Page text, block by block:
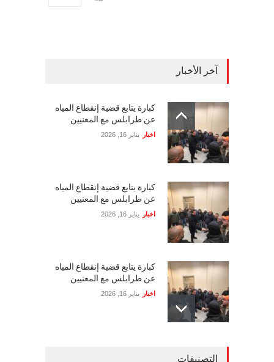
آخر الأخبار
كبارة يتابع قضية إنقطاع المياه
عن طرابلس مع المعنيين
اخبار يناير 16, 2026
كبارة يتابع قضية إنقطاع المياه
عن طرابلس مع المعنيين
اخبار يناير 16, 2026
كبارة يتابع قضية إنقطاع المياه
عن طرابلس مع المعنيين
اخبار يناير 16, 2026
التصنيفات